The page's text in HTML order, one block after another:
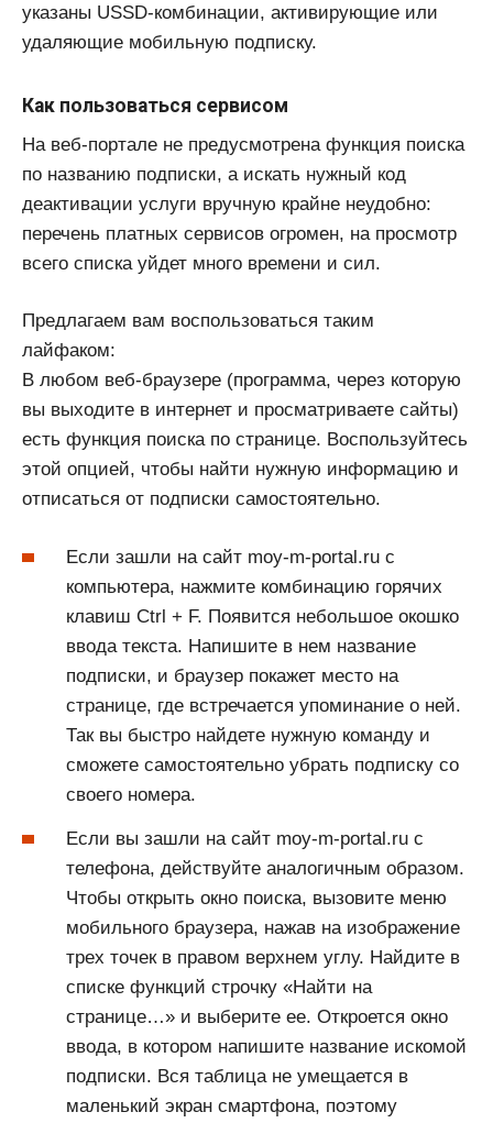
указаны USSD-комбинации, активирующие или
удаляющие мобильную подписку.
Как пользоваться сервисом
На веб-портале не предусмотрена функция поиска
по названию подписки, а искать нужный код
деактивации услуги вручную крайне неудобно:
перечень платных сервисов огромен, на просмотр
всего списка уйдет много времени и сил.
Предлагаем вам воспользоваться таким
лайфаком:
В любом веб-браузере (программа, через которую
вы выходите в интернет и просматриваете сайты)
есть функция поиска по странице. Воспользуйтесь
этой опцией, чтобы найти нужную информацию и
отписаться от подписки самостоятельно.
Если зашли на сайт moy-m-portal.ru с
компьютера, нажмите комбинацию горячих
клавиш Ctrl + F. Появится небольшое окошко
ввода текста. Напишите в нем название
подписки, и браузер покажет место на
странице, где встречается упоминание о ней.
Так вы быстро найдете нужную команду и
сможете самостоятельно убрать подписку со
своего номера.
Если вы зашли на сайт moy-m-portal.ru с
телефона, действуйте аналогичным образом.
Чтобы открыть окно поиска, вызовите меню
мобильного браузера, нажав на изображение
трех точек в правом верхнем углу. Найдите в
списке функций строчку «Найти на
странице…» и выберите ее. Откроется окно
ввода, в котором напишите название искомой
подписки. Вся таблица не умещается в
маленький экран смартфона, поэтому